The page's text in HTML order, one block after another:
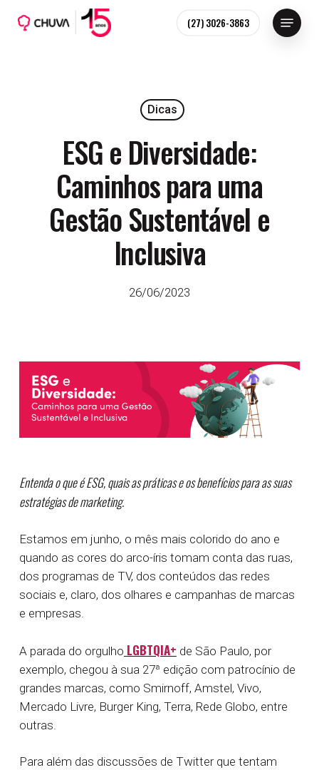
(27) 3026-3863
Menu
Dicas
ESG e Diversidade:
Caminhos para uma
Gestão Sustentável e
Inclusiva
26/06/2023
Entenda o que é ESG, quais as práticas e os benefícios para as suas
estratégias de marketing.
Estamos em junho, o mês mais colorido do ano e
quando as cores do arco-íris tomam conta das ruas,
dos programas de TV, dos conteúdos das redes
sociais e, claro, dos olhares e campanhas de marcas
e empresas.
A parada do orgulho LGBTQIA+ de São Paulo, por
exemplo, chegou à sua 27ª edição com patrocínio de
grandes marcas, como Smirnoff, Amstel, Vivo,
Mercado Livre, Burger King, Terra, Rede Globo, entre
outras.
Para além das discussões de Twitter que tentam